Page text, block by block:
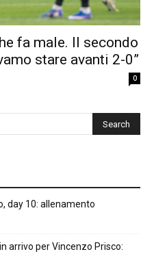
fa male. Il secondo
stare avanti 2-0”
0
day 10: allenamento
arrivo per Vincenzo Prisco: